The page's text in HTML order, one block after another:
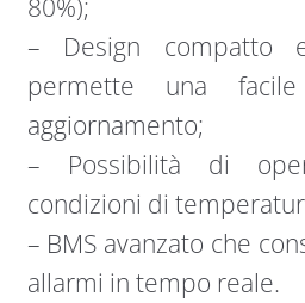
80%);
– Design compatto
permette una
aggiornamento;
– Possibilità di
condizioni di
– BMS avanzato che
allarmi in tempo reale.